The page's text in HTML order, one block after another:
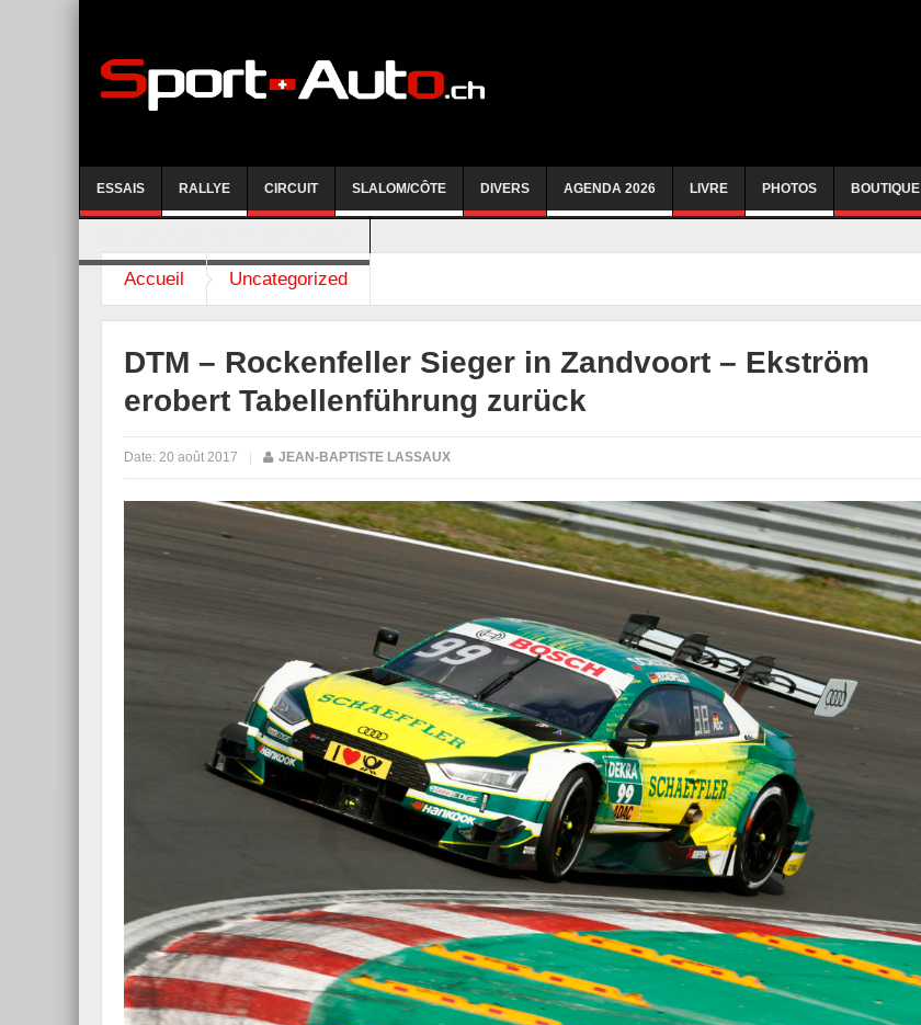
ESSAIS RALLYE CIRCUIT SLALOM/CÔTE DIVERS AGENDA 2026 LIVRE PHOTOS BOUTIQUE
Accueil Uncategorized
DTM – Rockenfeller Sieger in Zandvoort – Ekström
erobert Tabellenführung zurück
Date: 20 août 2017 JEAN-BAPTISTE LASSAUX